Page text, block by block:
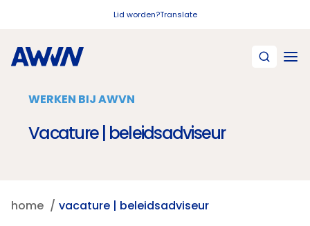
Lid worden?Translate
WERKEN BIJ AWVN
Vacature | beleidsadviseur
home vacature | beleidsadviseur